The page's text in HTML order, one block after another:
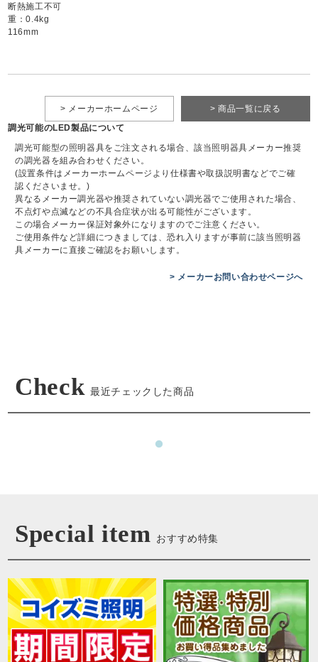
断熱施工不可
重：0.4kg
116mm
> 商品一覧に戻る
> メーカーホームページ
調光可能のLED製品について
調光可能型の照明器具をご注文される場合、該当照明器具メーカー推奨
の調光器を組み合わせください。
(設置条件はメーカーホームページより仕様書や取扱説明書などでご確
認くださいませ。)
異なるメーカー調光器や推奨されていない調光器でご使用された場合、
不点灯や点滅などの不具合症状が出る可能性がございます。
この場合メーカー保証対象外になりますのでご注意ください。
ご使用条件など詳細につきましては、恐れ入りますが事前に該当照明器
具メーカーに直接ご確認をお願いします。
> メーカーお問い合わせページへ
Check 最近チェックした商品
Special item おすすめ特集